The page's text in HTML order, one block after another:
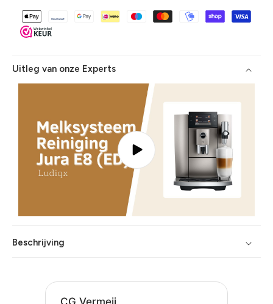
Uitleg van onze Experts
Beschrijving